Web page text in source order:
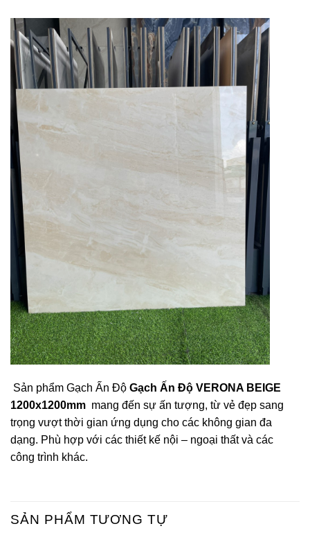
Sản phẩm Gạch Ấn Độ Gạch Ấn Độ VERONA BEIGE
1200x1200mm mang đến sự ấn tượng, từ vẻ đẹp sang
trọng vượt thời gian ứng dụng cho các không gian đa
dạng. Phù hợp với các thiết kế nội – ngoại thất và các
công trình khác.
SẢN PHẨM TƯƠNG TỰ